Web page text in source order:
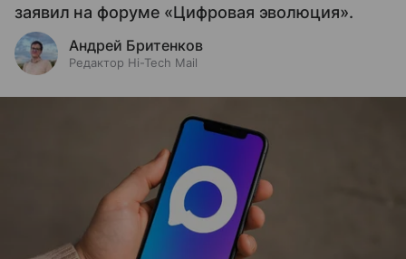
заявил на форуме «Цифровая эволюция».
Андрей Бритенков
Редактор Hi-Tech Mail